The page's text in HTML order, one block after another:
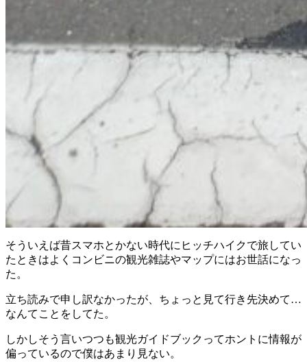
そういえば昔スマホとかない時代にヒッチハイクで旅してい
たときはよくコンビニの観光雑誌やマップにはお世話になっ
た。
立ち読みで申し訳なかったが、ちょっと見て行き先決めて…
なんてことをしてた。
しかしそう言いつつも観光ガイドブックってホントに情報が
偏っているので僕はあまり見ない。